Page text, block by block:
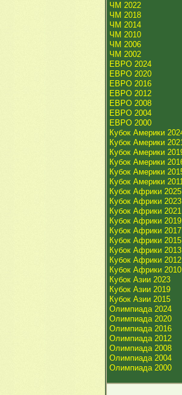
ЧМ 2022
ЧМ 2018
ЧМ 2014
ЧМ 2010
ЧМ 2006
ЧМ 2002
ЕВРО 2024
ЕВРО 2020
ЕВРО 2016
ЕВРО 2012
ЕВРО 2008
ЕВРО 2004
ЕВРО 2000
Кубок Америки
Кубок Америки
Кубок Америки
Кубок Америки
Кубок Америки
Кубок Америки
Кубок Африки 2025
Кубок Африки 2023
Кубок Африки 2021
Кубок Африки 2019
Кубок Африки 2017
Кубок Африки 2015
Кубок Африки 2013
Кубок Африки 2012
Кубок Африки 2010
Кубок Азии 2023
Кубок Азии 2019
Кубок Азии 2015
Олимпиада 2024
Олимпиада 2020
Олимпиада 2016
Олимпиада 2012
Олимпиада 2008
Олимпиада 2004
Олимпиада 2000